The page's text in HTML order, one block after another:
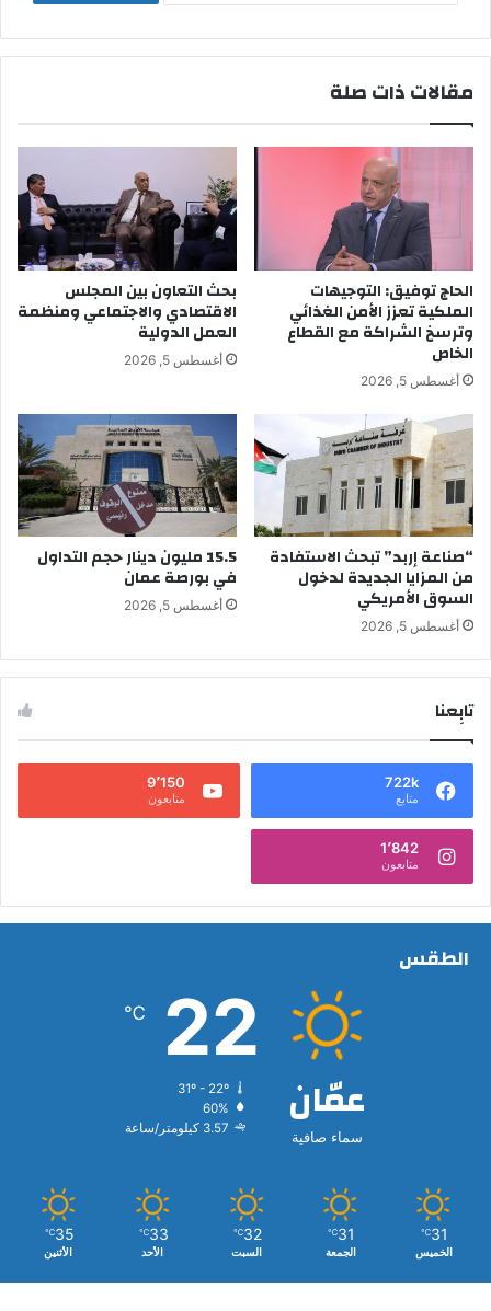
مقالات ذات صلة
الحاج توفيق: التوجيهات
الملكية تعزز الأمن الغذائي
وترسخ الشراكة مع القطاع
الخاص
أغسطس 5, 2026
بحث التعاون بين المجلس
الاقتصادي والاجتماعي ومنظمة
العمل الدولية
أغسطس 5, 2026
“صناعة إربد” تبحث الاستفادة
من المزايا الجديدة لدخول
السوق الأمريكي
أغسطس 5, 2026
15.5 مليون دينار حجم التداول
في بورصة عمان
أغسطس 5, 2026
تابِعنا
722k
متابع
9٬150
متابعون
1٬842
متابعون
الطقس
عمّان
سماء صافية
22
℃
31º - 22º
60%
3.57 كيلومتر/ساعة
31
℃
الخميس
31
℃
الجمعة
32
℃
السبت
33
℃
الأحد
35
℃
الأثنين